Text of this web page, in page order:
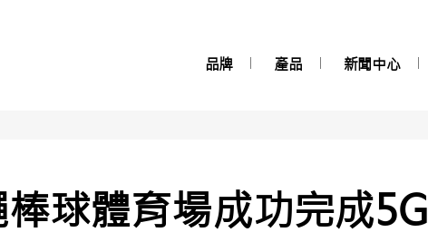
品牌 產品 新聞中心
球體育場成功完成5G